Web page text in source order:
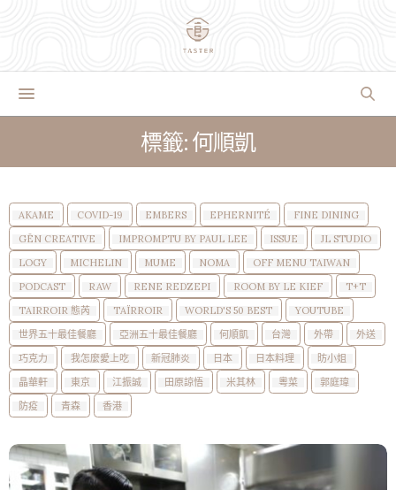
標籤: 何順凱
AKAME COVID-19 EMBERS EPHERNITÉ
FINE DINING
GĒN CREATIVE
IMPROMPTU BY PAUL LEE ISSUE
JL STUDIO
LOGY
MICHELIN MUME NOMA
OFF MENU TAIWAN
PODCAST
RAW RENE REDZEPI ROOM BY LE KIEF
T+T
TAIRROIR 態芮
TAÏRROIR WORLD'S 50 BEST
YOUTUBE
世界五十最佳餐廳
亞洲五十最佳餐廳 何順凱 台灣 外帶
外送
巧克力
我怎麼愛上吃 新冠肺炎 日本 日本料理
昉小姐
晶華軒
東京 江振誠 田原諒悟 米其林 粵菜
郭庭瑋
防疫
青森 香港